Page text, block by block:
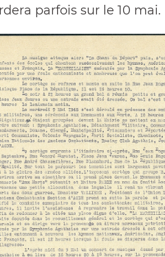
parfois sur le 10 mai.